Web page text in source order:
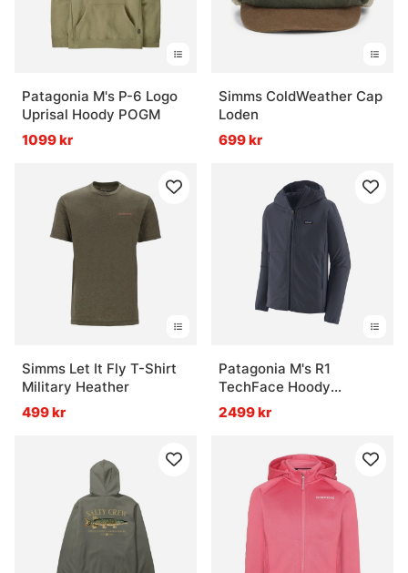
Patagonia M's P-6 Logo
Uprisal Hoody POGM
1099 kr
Simms ColdWeather Cap
Loden
699 kr
Simms Let It Fly T-Shirt
Military Heather
499 kr
Patagonia M's R1
TechFace Hoody
Smolder Blue
2499 kr